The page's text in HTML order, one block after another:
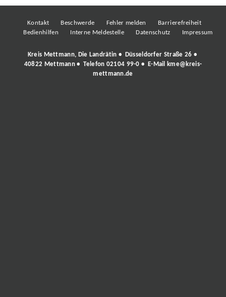
Kontakt Beschwerde Fehler melden
Barrierefreiheit
Bedienhilfen
Interne Meldestelle Datenschutz Impressum
Kreis Mettmann, Die Landrätin • Düsseldorfer Straße 26 •
40822 Mettmann • Telefon 02104 99-0 • E-Mail
kme@kreis-
mettmann.de